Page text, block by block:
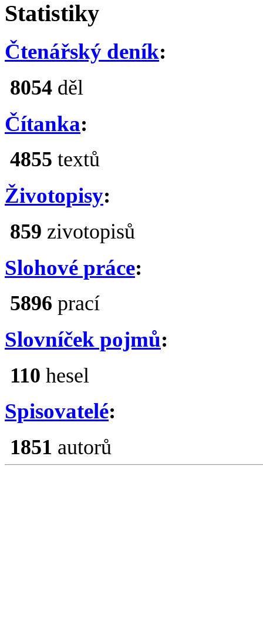
Statistiky
Čtenářský deník:
8054 děl
Čítanka:
4855 textů
Životopisy:
859 zivotopisů
Slohové práce:
5896 prací
Slovníček pojmů:
110 hesel
Spisovatelé:
1851 autorů